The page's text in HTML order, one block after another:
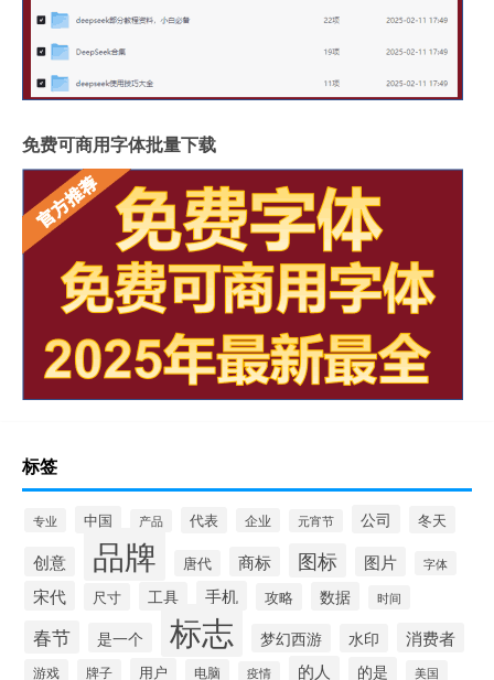
免费可商用字体批量下载
标签
专业 中国 产品 代表 企业 元宵节 公司 冬天
创意 品牌 唐代 商标 图标 图片 字体
宋代 尺寸 工具 手机 攻略 数据 时间
春节 是一个 标志 梦幻西游 水印 消费者
游戏 牌子 用户 电脑 疫情 的人 的是 美国